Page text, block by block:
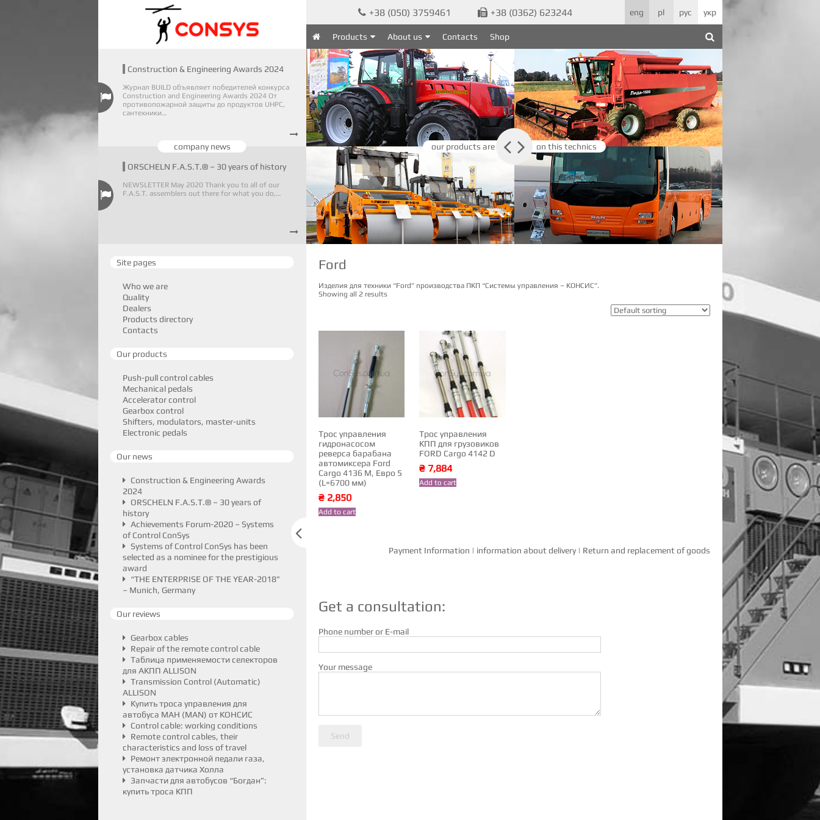
eng pl рус укр
 +38 (050) 3759461  +38 (0362) 623244
 Products About us Contacts Shop
company news
Construction & Engineering Awards 2024
Журнал BUILD объявляет победителей конкурса
Construction and Engineering Awards 2024 От
противопожарной защиты до продуктов UHPC,
сантехники…

ORSCHELN F.A.S.T.® – 30 years of history
NEWSLETTER May 2020 Thank you to all of our
F.A.S.T. assemblers out there for what you do,…

our products are on this technics
 
Site pages
Who we are
Quality
Dealers
Products directory
Contacts
Our products
Push-pull control cables
Mechanical pedals
Accelerator control
Gearbox control
Shifters, modulators, master-units
Electronic pedals
Our news
Construction & Engineering Awards
2024
ORSCHELN F.A.S.T.® – 30 years of
history
Achievements Forum-2020 – Systems
of Control ConSys
Systems of Control ConSys has been
selected as a nominee for the prestigious
award
“THE ENTERPRISE OF THE YEAR-2018”
– Munich, Germany
Our reviews
Gearbox cables
Repair of the remote control cable
Таблица применяемости селекторов
для АКПП ALLISON
Transmission Control (Automatic)
ALLISON
Купить троса управления для
автобуса МАН (MAN) от КОНСИС
Control cable: working conditions
Remote control cables, their
characteristics and loss of travel
Ремонт электронной педали газа,
установка датчика Холла
Запчасти для автобусов “Богдан”:
купить троса КПП

Ford
Изделия для техники “Ford” производства ПКП “Системы управления – КОНСИС”.
Showing all 2 results
Трос управления
гидронасосом
реверса барабана
автомиксера Ford
Cargo 4136 M, Евро 5
(L=6700 мм)
₴ 2,850
Add to cart
Трос управления
КПП для грузовиков
FORD Cargo 4142 D
₴ 7,884
Add to cart
Payment Information | information about delivery| Return and replacement of goods
Get a consultation:
Phone number or E-mail
Your message
Send